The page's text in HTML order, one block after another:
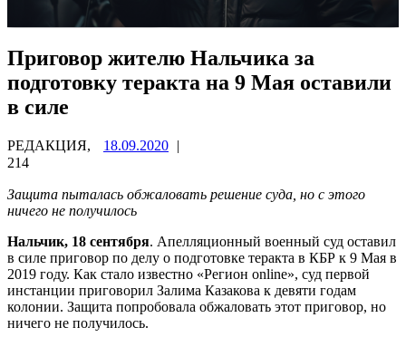
Приговор жителю Нальчика за
подготовку теракта на 9 Мая оставили
в силе
РЕДАКЦИЯ, 18.09.2020 |
214
Защита пыталась обжаловать решение суда, но с этого
ничего не получилось
Нальчик, 18 сентября. Апелляционный военный суд оставил
в силе приговор по делу о подготовке теракта в КБР к 9 Мая в
2019 году. Как стало известно «Регион online», суд первой
инстанции приговорил Залима Казакова к девяти годам
колонии. Защита попробовала обжаловать этот приговор, но
ничего не получилось.